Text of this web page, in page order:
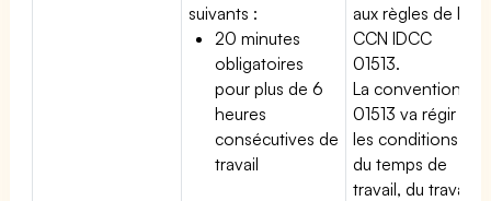
suivants :
20 minutes
obligatoires
pour plus de 6
heures
consécutives de
travail
aux règles de la
CCN IDCC
01513.
La convention
01513 va régir
les conditions
du temps de
travail, du travail